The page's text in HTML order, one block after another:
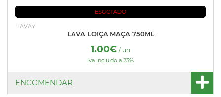
ESGOTADO
HAVAY
LAVA LOIÇA MAÇA 750ML
1.00€ / un
Iva incluído a 23%
ENCOMENDAR